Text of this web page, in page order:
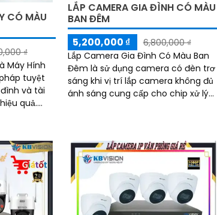
CÓ MÀU
₫
Máy Hính
tuyệt
và tài
quả.
LẮP CAMERA GIA ĐÌNH CÓ MÀU
BAN ĐÊM
5,200,000 ₫
6,800,000 ₫
Lắp Camera Gia Đình Có Màu Ban
Đêm là sử dụng camera có đèn trơ
sáng khi vị trí lắp camera không đủ
ánh sáng cung cấp cho chip xử lý
kbvision